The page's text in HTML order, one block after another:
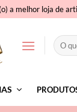
a melhor loja de
por: